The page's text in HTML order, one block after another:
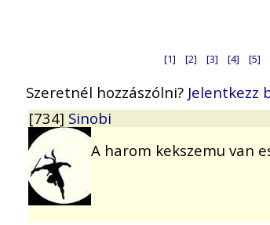
[1] [2] [3] [4] [5]
Szeretnél hozzászólni? Jelentkezz
[734] Sinobi
A harom kekszemu van